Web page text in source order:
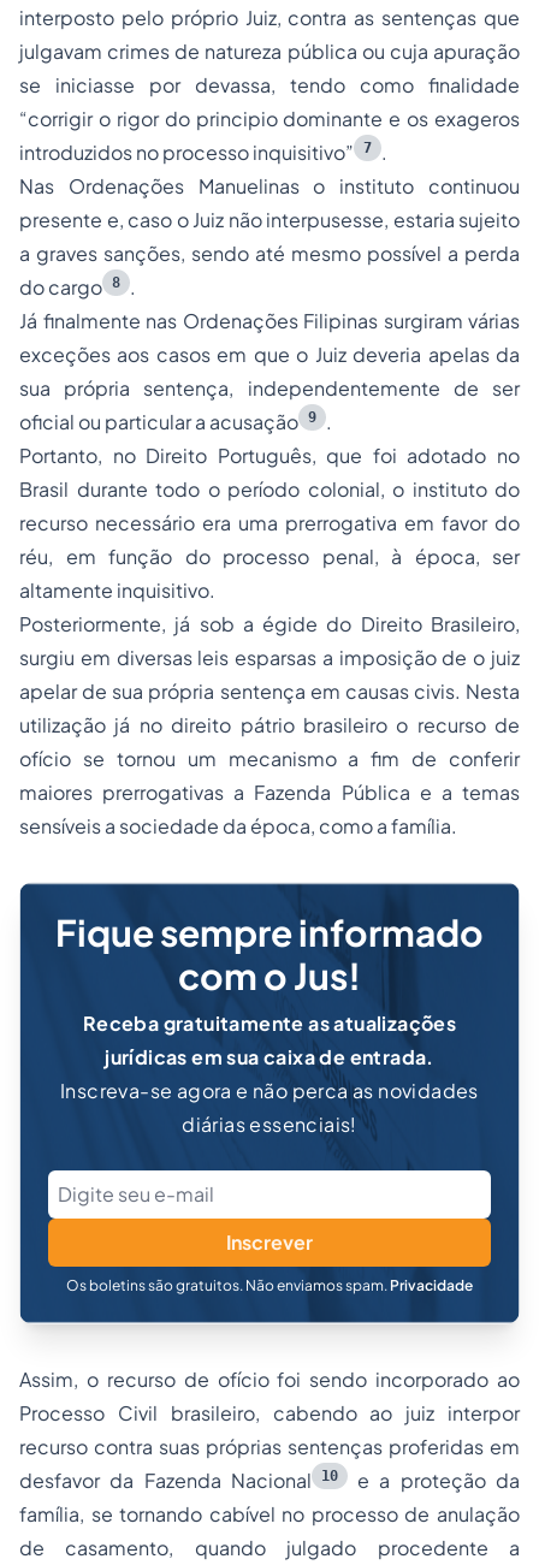
interposto pelo próprio Juiz, contra as sentenças que
julgavam crimes de natureza pública ou cuja apuração
se iniciasse por devassa, tendo como finalidade
“corrigir o rigor do principio dominante e os exageros
introduzidos no processo inquisitivo”
7
.
Nas Ordenações Manuelinas o instituto continuou
presente e, caso o Juiz não interpusesse, estaria sujeito
a graves sanções, sendo até mesmo possível a perda
do cargo 8
.
Já finalmente nas Ordenações Filipinas surgiram várias
exceções aos casos em que o Juiz deveria apelas da
sua própria sentença, independentemente de ser
oficial ou particular a acusação 9
.
Portanto, no Direito Português, que foi adotado no
Brasil durante todo o período colonial, o instituto do
recurso necessário era uma prerrogativa em favor do
réu, em função do processo penal, à época, ser
altamente inquisitivo.
Posteriormente, já sob a égide do Direito Brasileiro,
surgiu em diversas leis esparsas a imposição de o juiz
apelar de sua própria sentença em causas civis. Nesta
utilização já no direito pátrio brasileiro o recurso de
ofício se tornou um mecanismo a fim de conferir
maiores prerrogativas a Fazenda Pública e a temas
sensíveis a sociedade da época, como a família.
Fique sempre informado
com o Jus!
Receba gratuitamente as atualizações
jurídicas em sua caixa de entrada.
Inscreva-se agora e não perca as novidades
diárias essenciais!
Inscrever
Os boletins são gratuitos. Não enviamos spam. Privacidade
Assim, o recurso de ofício foi sendo incorporado ao
Processo Civil brasileiro, cabendo ao juiz interpor
recurso contra suas próprias sentenças proferidas em
desfavor da Fazenda Nacional
10 e a proteção da
família, se tornando cabível no processo de anulação
de casamento, quando julgado procedente a